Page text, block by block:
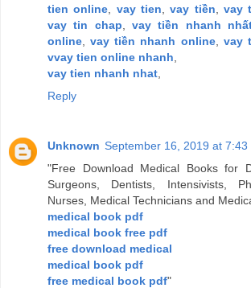
tien online
vay tien ,vay tiền vay
vay tin chap ,vay tiền nhanh
online ,vay tiền nhanh online, vay
vvay tien online nhanh
vay tien nhanh nhat
Reply
Unknown September 16, 2019 at 7:43
"Free Download Medical Books for
Surgeons, Dentists, Intensivists,
Nurses, Medical Technicians and
medical book pdf
medical book free pdf
free download medical
medical book pdf
free medical book pdf"